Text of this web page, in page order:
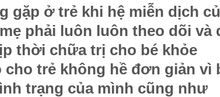
gặp ở trẻ khi hệ miễn dịch
phải luôn luôn theo dõi và
thời chữa trị cho bé khỏe
trẻ không hề đơn giản vì
trạng của mình cũng như